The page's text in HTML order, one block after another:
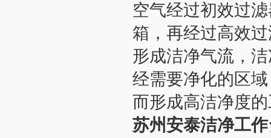
空气经过初效过
箱，再经过高效
形成洁净气流，
经需要净化的区
而形成高洁净度
苏州安泰洁净工